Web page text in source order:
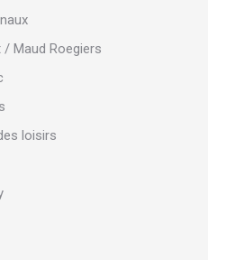
/ Maud Roegiers
loisirs